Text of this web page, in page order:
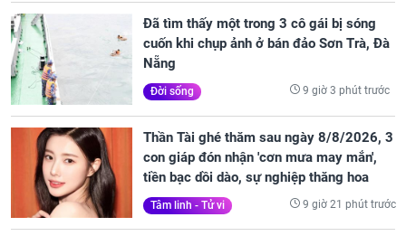
Đã tìm thấy một trong 3 cô gái bị sóng
cuốn khi chụp ảnh ở bán đảo Sơn Trà, Đà
Nẵng
Đời sống 9 giờ 3 phút trước
Thần Tài ghé thăm sau ngày 8/8/2026, 3
con giáp đón nhận 'cơn mưa may mắn',
tiền bạc dồi dào, sự nghiệp thăng hoa
Tâm linh - Tử vi 9 giờ 21 phút trước